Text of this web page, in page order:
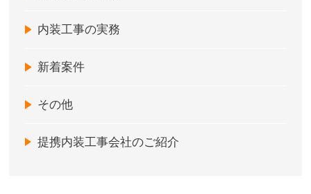
内装工事の実務
新着案件
その他
提携内装工事会社のご紹介